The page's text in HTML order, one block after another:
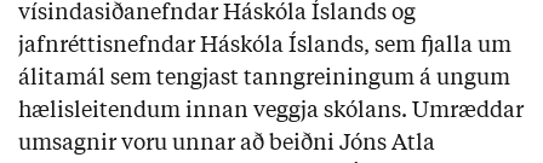
vísindasiðanefndar Háskóla Íslands og
jafnréttisnefndar Háskóla Íslands, sem fjalla um
álitamál sem tengjast tanngreiningum á ungum
hælisleitendum innan veggja skólans. Umræddar
umsagnir voru unnar að beiðni Jóns Atla